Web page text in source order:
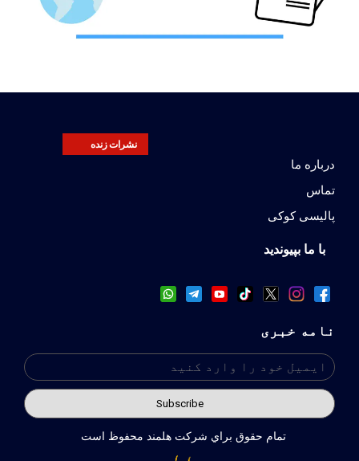
نشرات زنده
درباره ما
تماس
پالیسی کوکی
با ما بپیوندید
نامه خبری
تمام حقوق براي شركت هلمند محفوظ است